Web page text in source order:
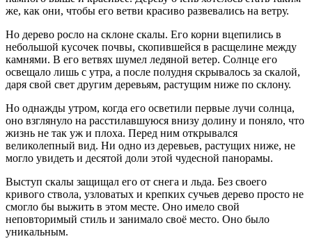
же, как они, чтобы его ветви красиво развевались на ветру.
Но дерево росло на склоне скалы. Его корни вцепились в
небольшой кусочек почвы, скопившейся в расщелине между
камнями. В его ветвях шумел ледяной ветер. Солнце его
освещало лишь с утра, а после полудня скрывалось за скалой,
даря свой свет другим деревьям, растущим ниже по склону.
Но однажды утром, когда его осветили первые лучи солнца,
оно взглянуло на расстилавшуюся внизу долину и поняло, что
жизнь не так уж и плоха. Перед ним открывался
великолепный вид. Ни одно из деревьев, растущих ниже, не
могло увидеть и десятой доли этой чудесной панорамы.
Выступ скалы защищал его от снега и льда. Без своего
кривого ствола, узловатых и крепких сучьев дерево просто не
смогло бы выжить в этом месте. Оно имело свой
неповторимый стиль и занимало своё место. Оно было
уникальным.